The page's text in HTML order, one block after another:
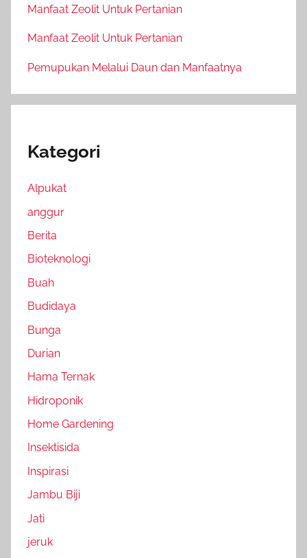
Manfaat Zeolit Untuk Pertanian
Manfaat Zeolit Untuk Pertanian
Pemupukan Melalui Daun dan Manfaatnya
Kategori
Alpukat
anggur
Berita
Bioteknologi
Buah
Budidaya
Bunga
Durian
Hama Ternak
Hidroponik
Home Gardening
Insektisida
Inspirasi
Jambu Biji
Jati
jeruk